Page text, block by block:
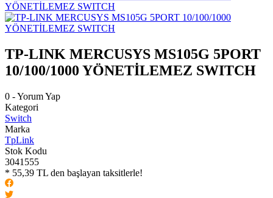
TP-LINK MERCUSYS MS105G 5PORT
10/100/1000 YÖNETİLEMEZ SWITCH
0 - Yorum Yap
Kategori
Switch
Marka
TpLink
Stok Kodu
3041555
* 55,39 TL den başlayan taksitlerle!